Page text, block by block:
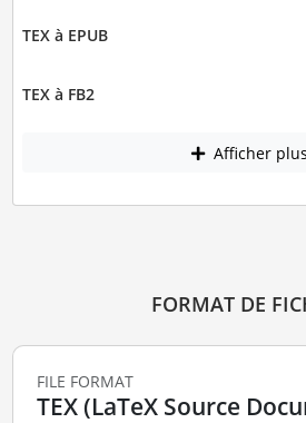
TEX à EPUB
TEX à FB2
Afficher plus
FORMAT DE
FILE FORMAT
TEX (LaTeX Source